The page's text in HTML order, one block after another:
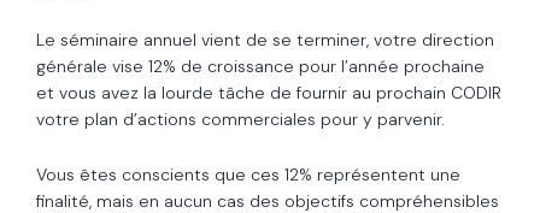
Le séminaire annuel vient de se terminer, votre direction
générale vise 12% de croissance pour l’année prochaine
et vous avez la lourde tâche de fournir au prochain CODIR
votre plan d’actions commerciales pour y parvenir.
Vous êtes conscients que ces 12% représentent une
finalité, mais en aucun cas des objectifs compréhensibles